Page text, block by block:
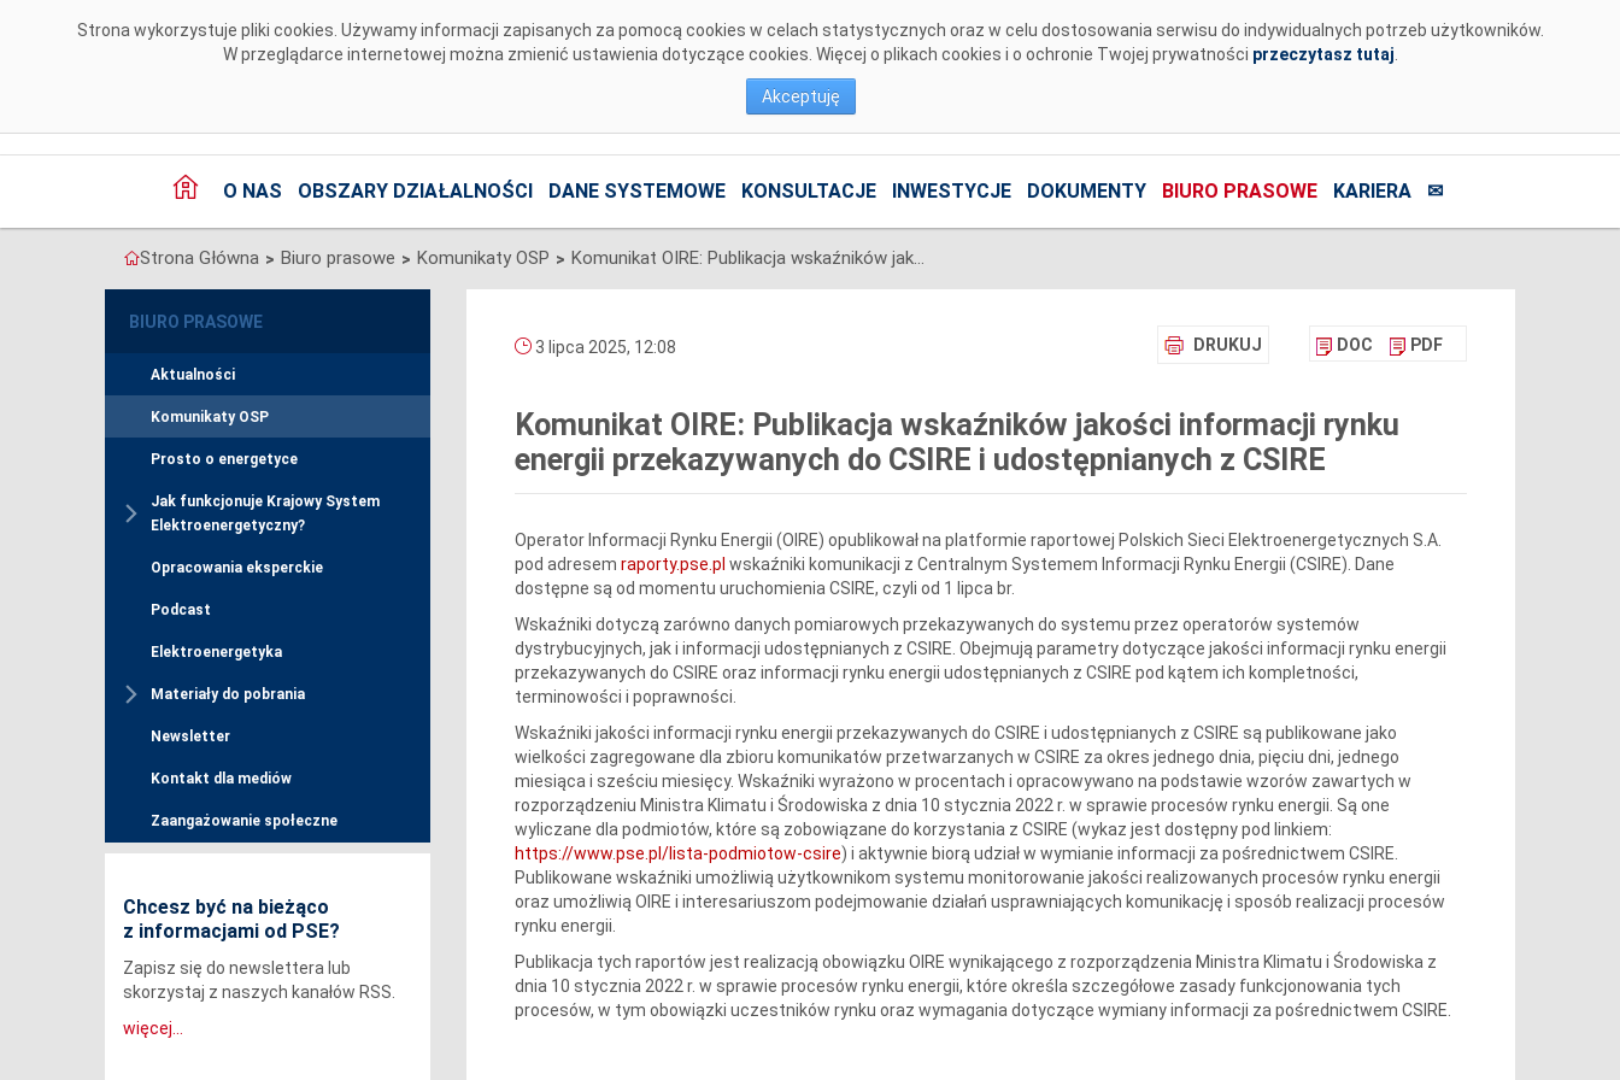
Strona wykorzystuje pliki cookies. Używamy informacji zapisanych za pomocą cookies w celach statystycznych oraz w celu dostosowania serwisu do indywidualnych potrzeb użytkowników.
W przeglądarce internetowej można zmienić ustawienia dotyczące cookies. Więcej o plikach cookies i o ochronie Twojej prywatności przeczytasz tutaj
Akceptuję
O NAS OBSZARY DZIAŁALNOŚCI DANE SYSTEMOWE KONSULTACJE INWESTYCJE DOKUMENTY BIURO PRASOWE KARIERA ✉
Strona Główna > Biuro prasowe > Komunikaty OSP > Komunikat OIRE: Publikacja wskaźników jakości informacji rynku energii przekazywanych do CSIRE i udostępnianych z CSIRE
BIURO PRASOWE
Aktualności
Komunikaty OSP
Prosto o energetyce
Jak funkcjonuje Krajowy System
Elektroenergetyczny?
Opracowania eksperckie
Podcast
Elektroenergetyka
Materiały do pobrania
Newsletter
Kontakt dla mediów
Zaangażowanie społeczne
Chcesz być na bieżąco
z informacjami od PSE?
Zapisz się do newslettera lub
skorzystaj z naszych kanałów RSS.
więcej...
DRUKUJ DOC PDF
3 lipca 2025, 12:08
Komunikat OIRE: Publikacja wskaźników jakości informacji rynku
energii przekazywanych do CSIRE i udostępnianych z CSIRE
Operator Informacji Rynku Energii (OIRE) opublikował na platformie raportowej Polskich Sieci Elektroenergetycznych S.A.
pod adresem raporty.pse.pl wskaźniki komunikacji z Centralnym Systemem Informacji Rynku Energii (CSIRE). Dane
dostępne są od momentu uruchomienia CSIRE, czyli od 1 lipca br.
Wskaźniki dotyczą zarówno danych pomiarowych przekazywanych do systemu przez operatorów systemów
dystrybucyjnych, jak i informacji udostępnianych z CSIRE. Obejmują parametry dotyczące jakości informacji rynku energii
przekazywanych do CSIRE oraz informacji rynku energii udostępnianych z CSIRE pod kątem ich kompletności,
terminowości i poprawności.
Wskaźniki jakości informacji rynku energii przekazywanych do CSIRE i udostępnianych z CSIRE są publikowane jako
wielkości zagregowane dla zbioru komunikatów przetwarzanych w CSIRE za okres jednego dnia, pięciu dni, jednego
miesiąca i sześciu miesięcy. Wskaźniki wyrażono w procentach i opracowywano na podstawie wzorów zawartych w
rozporządzeniu Ministra Klimatu i Środowiska z dnia 10 stycznia 2022 r. w sprawie procesów rynku energii. Są one
wyliczane dla podmiotów, które są zobowiązane do korzystania z CSIRE (wykaz jest dostępny pod linkiem:
https://www.pse.pl/lista-podmiotow-csire) i aktywnie biorą udział w wymianie informacji za pośrednictwem CSIRE.
Publikowane wskaźniki umożliwią użytkownikom systemu monitorowanie jakości realizowanych procesów rynku energii
oraz umożliwią OIRE i interesariuszom podejmowanie działań usprawniających komunikację i sposób realizacji procesów
rynku energii.
Publikacja tych raportów jest realizacją obowiązku OIRE wynikającego z rozporządzenia Ministra Klimatu i Środowiska z
dnia 10 stycznia 2022 r. w sprawie procesów rynku energii, które określa szczegółowe zasady funkcjonowania tych
procesów, w tym obowiązki uczestników rynku oraz wymagania dotyczące wymiany informacji za pośrednictwem CSIRE.